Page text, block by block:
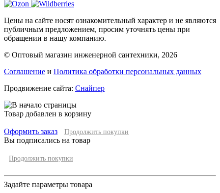
Цены на сайте носят ознакомительный характер и не являются
публичным предложением, просим уточнять цены при
обращении в нашу компанию.
© Оптовый магазин инженерной сантехники, 2026
Соглашение и Политика обработки персональных данных
Продвижение сайта: Снайпер
Товар добавлен в корзину
Оформить заказ Продолжить покупки
Вы подписались на товар
Продолжить покупки
Задайте параметры товара